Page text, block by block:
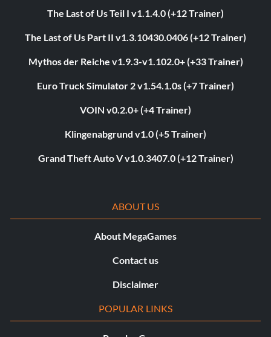
The Last of Us Teil I v1.1.4.0 (+12 Trainer)
The Last of Us Part II v1.3.10430.0406 (+12 Trainer)
Mythos der Reiche v1.9.3-v1.102.0+ (+33 Trainer)
Euro Truck Simulator 2 v1.54.1.0s (+7 Trainer)
VOIN v0.2.0+ (+4 Trainer)
Klingenabgrund v1.0 (+5 Trainer)
Grand Theft Auto V v1.0.3407.0 (+12 Trainer)
ABOUT US
About MegaGames
Contact us
Disclaimer
POPULAR LINKS